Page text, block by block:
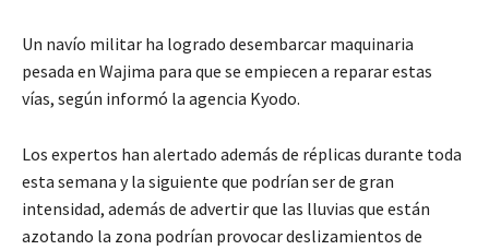
Un navío militar ha logrado desembarcar maquinaria
pesada en Wajima para que se empiecen a reparar estas
vías, según informó la agencia Kyodo.
Los expertos han alertado además de réplicas durante toda
esta semana y la siguiente que podrían ser de gran
intensidad, además de advertir que las lluvias que están
azotando la zona podrían provocar deslizamientos de